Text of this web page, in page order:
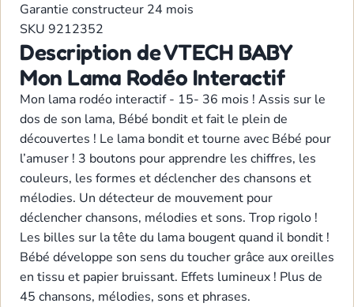
Garantie constructeur 24 mois
SKU 9212352
Description de VTECH BABY
Mon Lama Rodéo Interactif
Mon lama rodéo interactif - 15- 36 mois ! Assis sur le
dos de son lama, Bébé bondit et fait le plein de
découvertes ! Le lama bondit et tourne avec Bébé pour
l’amuser ! 3 boutons pour apprendre les chiffres, les
couleurs, les formes et déclencher des chansons et
mélodies. Un détecteur de mouvement pour
déclencher chansons, mélodies et sons. Trop rigolo !
Les billes sur la tête du lama bougent quand il bondit !
Bébé développe son sens du toucher grâce aux oreilles
en tissu et papier bruissant. Effets lumineux ! Plus de
45 chansons, mélodies, sons et phrases.